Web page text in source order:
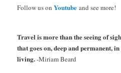
Follow us on Youtube and see more!
Travel is more than the seeing of
that goes on, deep and permanent,
living.-Miriam Beard